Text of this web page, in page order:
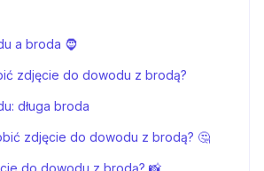
a broda 🧔
zdjęcie do dowodu z brodą?
długa broda
zdjęcie do dowodu z brodą? 🤔
do dowodu z brodą? 📸